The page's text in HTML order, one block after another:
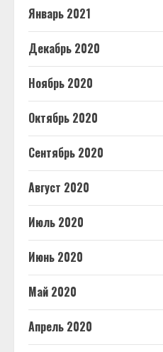
Январь 2021
Декабрь 2020
Ноябрь 2020
Октябрь 2020
Сентябрь 2020
Август 2020
Июль 2020
Июнь 2020
Май 2020
Апрель 2020